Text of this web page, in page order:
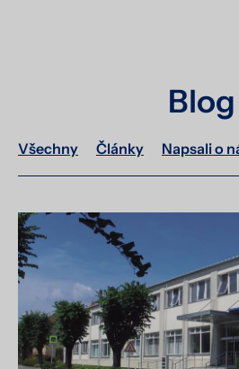
Blog
Všechny Články Napsali o